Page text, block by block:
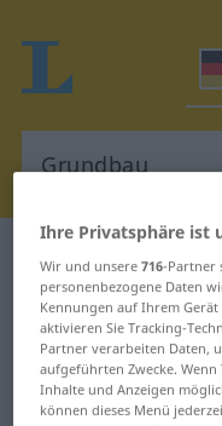
Deutsch-
Deutsch-
"Grundbau"
"Grundbau"
Ihre Privatsphäre ist
Wir und unsere716-Partner
personenbezogene Daten
Kennungen auf Ihrem
aktivieren Sie Tracking-
Partner verarbeiten Daten,
aufgeführten Zwecke.
Inhalte und Anzeigen
können dieses Menü